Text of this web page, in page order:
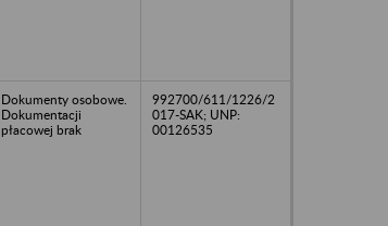
Dokumenty osobowe.
Dokumentacji
płacowej brak
992700/611/1226/2
017-SAK; UNP:
00126535